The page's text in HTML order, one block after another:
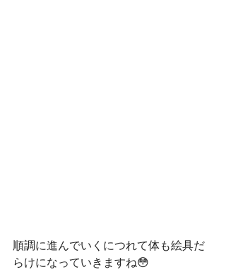
順調に進んでいくにつれて体も絵具だ
らけになっていきますね😳